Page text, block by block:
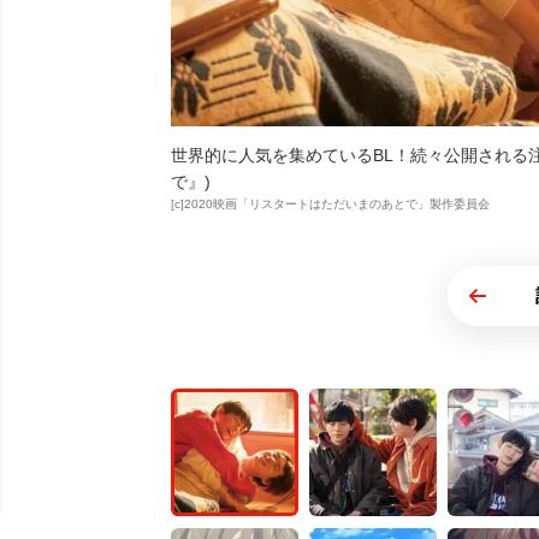
世界的に人気を集めているBL！続々公開され
で』)
[c]2020映画「リスタートはただいまのあとで」製作委員会